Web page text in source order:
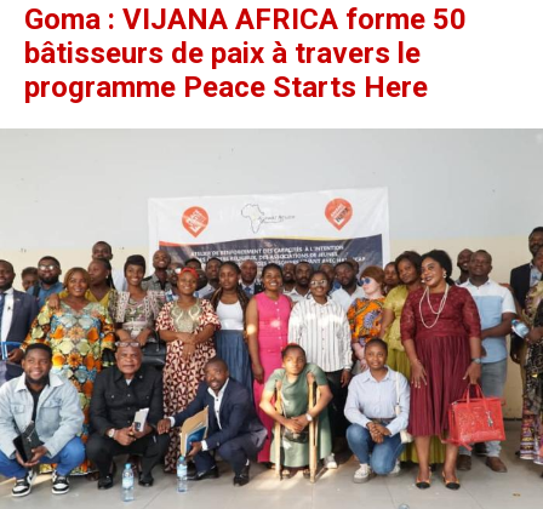
Goma : VIJANA AFRICA forme 50
bâtisseurs de paix à travers le
programme Peace Starts Here